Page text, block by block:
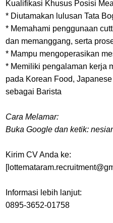
Kualifikasi Khusus Posisi
* Diutamakan lulusan Tata
* Memahami penggunaan
dan memanggang, serta
* Mampu mengoperasikan
* Memiliki pengalaman kerja
pada Korean Food,
sebagai Barista
Cara Melamar:
Buka Google dan ketik:
Kirim CV Anda ke:
Informasi lebih lanjut:
0895-3652-01758